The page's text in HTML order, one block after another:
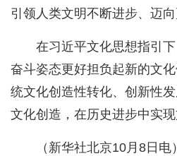
引领人类文明不断进步、迈向
在习近平文化思想指引
奋斗姿态更好担负起新的文
统文化创造性转化、创新性
文化创造，在历史进步中实现
（新华社北京10月8日电）